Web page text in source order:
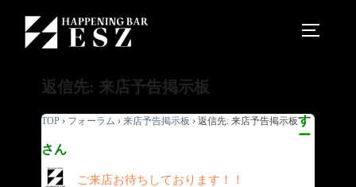
返信先: 来店予告掲示板
TOP › フォーラム › 来店予告掲示板 › 返信先: 来店予告掲示板す
ー
さん
ご来店お待ちしております！！